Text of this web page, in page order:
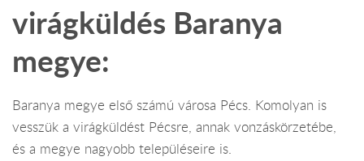
virágküldés Baranya
megye:
Baranya megye első számú városa Pécs. Komolyan is
vesszük a virágküldést Pécsre, annak vonzáskörzetébe,
és a megye nagyobb településeire is.